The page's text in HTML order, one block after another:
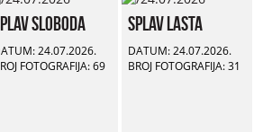
Sloboda
24.07.2026.
FOTOGRAFIJA: 69
Splav Lasta
DATUM: 24.07.2026.
BROJ FOTOGRAFIJA: 31